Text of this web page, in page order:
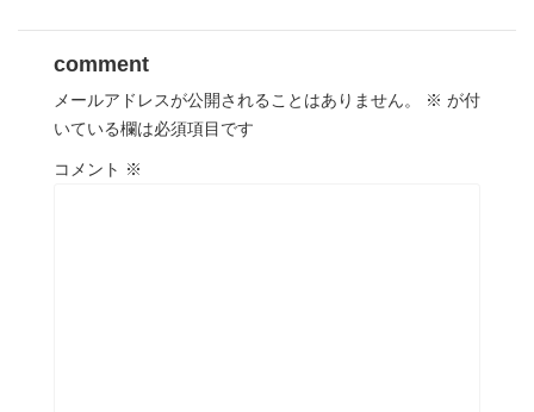
comment
メールアドレスが公開されることはありません。 ※ が付
いている欄は必須項目です
コメント ※